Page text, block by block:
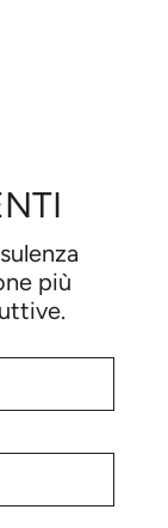
più